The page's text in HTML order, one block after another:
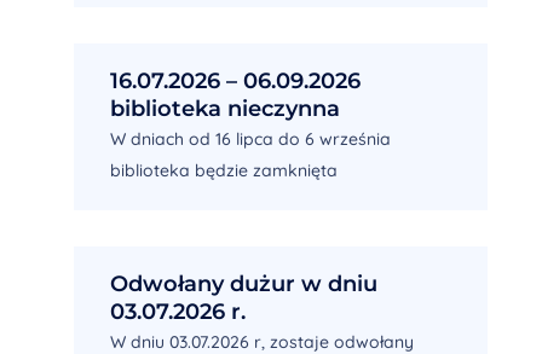
16.07.2026 – 06.09.2026
biblioteka nieczynna
W dniach od 16 lipca do 6 września
biblioteka będzie zamknięta
Odwołany dużur w dniu
03.07.2026 r.
W dniu 03.07.2026 r, zostaje odwołany